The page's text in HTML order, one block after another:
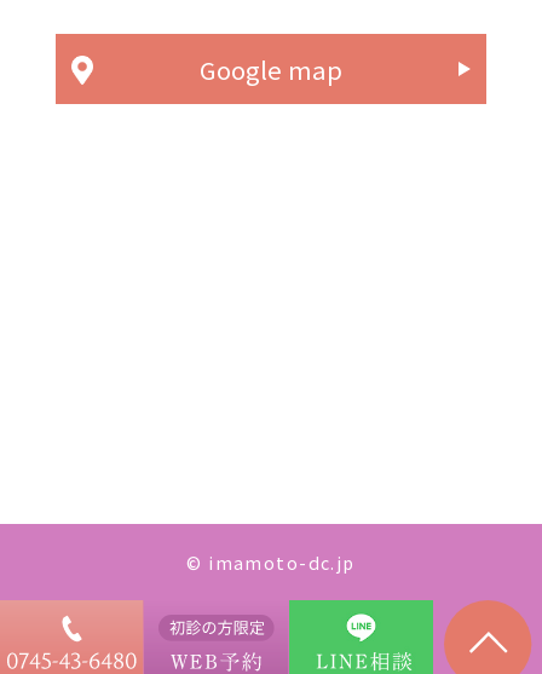
Google map
© imamoto-dc.jp